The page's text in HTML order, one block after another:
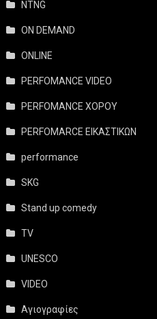
NTNG
ON DEMAND
ONLINE
PERFOMANCE VIDEO
PERFOMANCE ΧΟΡΟΥ
PERFOMARCE ΕΙΚΑΣΤΙΚΩΝ
performance
SKG
Stand up comedy
TV
UNESCO
VIDEO
Αγιογραφίες